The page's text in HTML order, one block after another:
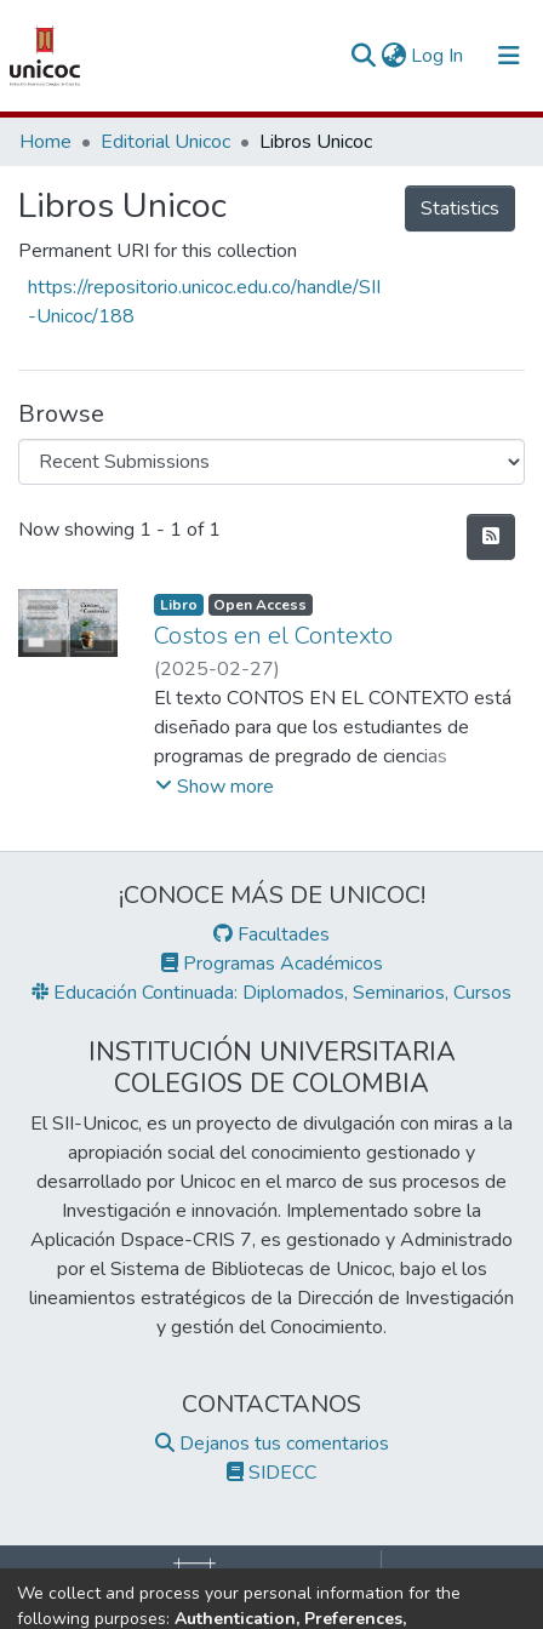
Log In (current)
Communities & Collections
People
Statistics
Home Editorial Unicoc Libros Unicoc
Libros Unicoc
Permanent URI for this collection
https://repositorio.unicoc.edu.co/handle/SII
-Unicoc/188
Statistics
Browse
Recent Submissions
Now showing 1 - 1 of 1
Libro Open Access
Costos en el Contexto
(2025-02-27)
Cortés Cortés, Jorge Alexander
;
Bravo, Wilmar Arnulfo ;Roque, Daniel Isaac
El texto CONTOS EN EL CONTEXTO está
diseñado para que los estudiantes de
programas de pregrado de ciencias
administrativas, contables, financieras y
base en lo modelos de costos
desarrollados. Incluye costos por procesos
o departamentos, ajustes de costos ,
puntos de equilibrio y costos ABC
Show more
¡CONOCE MÁS DE UNICOC!
Facultades
Programas Académicos
Educación Continuada: Diplomados, Seminarios, Cursos
INSTITUCIÓN UNIVERSITARIA
COLEGIOS DE COLOMBIA
El SII-Unicoc, es un proyecto de divulgación con miras a la
apropiación social del conocimiento gestionado y
desarrollado por Unicoc en el marco de sus procesos de
Investigación e innovación. Implementado sobre la
Aplicación Dspace-CRIS 7, es gestionado y Administrado
por el Sistema de Bibliotecas de Unicoc, bajo el los
lineamientos estratégicos de la Dirección de Investigación
y gestión del Conocimiento.
CONTACTANOS
Dejanos tus comentarios
SIDECC
We collect and process your personal information for the
following purposes: Authentication, Preferences,